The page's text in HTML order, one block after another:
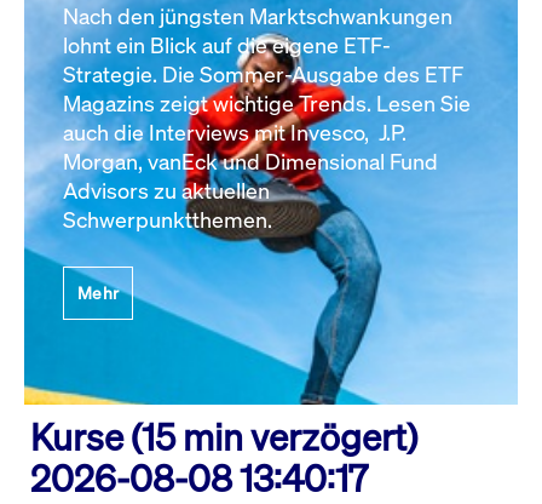
Nach den jüngsten Marktschwankungen
lohnt ein Blick auf die eigene ETF-
Strategie. Die Sommer-Ausgabe des ETF
Magazins zeigt wichtige Trends. Lesen Sie
auch die Interviews mit Invesco, J.P.
Morgan, vanEck und Dimensional Fund
Advisors zu aktuellen
Schwerpunktthemen.
Mehr
Kurse (15 min verzögert)
2026-08-08 13:40:17